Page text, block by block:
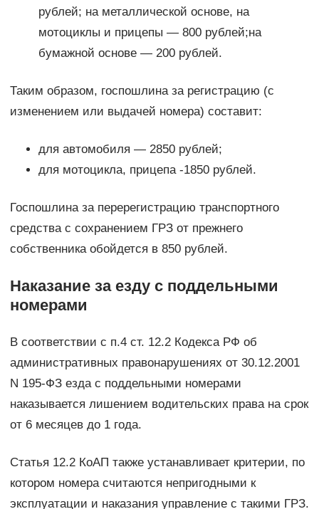
рублей; на металлической основе, на
мотоциклы и прицепы — 800 рублей;на
бумажной основе — 200 рублей.
Таким образом, госпошлина за регистрацию (с
изменением или выдачей номера) составит:
для автомобиля — 2850 рублей;
для мотоцикла, прицепа -1850 рублей.
Госпошлина за перерегистрацию транспортного
средства с сохранением ГРЗ от прежнего
собственника обойдется в 850 рублей.
Наказание за езду с поддельными
номерами
В соответствии с п.4 ст. 12.2 Кодекса РФ об
административных правонарушениях от 30.12.2001
N 195-ФЗ езда с поддельными номерами
наказывается лишением водительских права на срок
от 6 месяцев до 1 года.
Статья 12.2 КоАП также устанавливает критерии, по
котором номера считаются непригодными к
эксплуатации и наказания управление с такими ГРЗ.